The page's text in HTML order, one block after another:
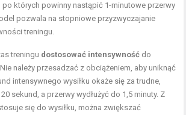
po których powinny nastąpić 1-minutowe przerwy
pozwala na stopniowe przyzwyczajanie
treningu.
treningu dostosować intensywność do
należy przesadzać z obciążeniem, aby uniknąć
intensywnego wysiłku okaże się za trudne,
sekund, a przerwy wydłużyć do 1,5 minuty. Z
się do wysiłku, można zwiększać